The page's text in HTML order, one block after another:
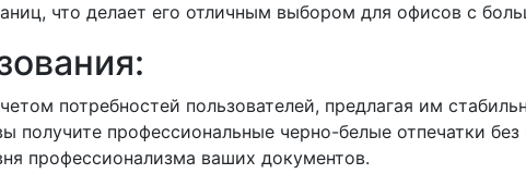
что делает его отличным выбором для офисов с
потребностей пользователей, предлагая им
получите профессиональные черно-белые отпечатки
профессионализма ваших документов.